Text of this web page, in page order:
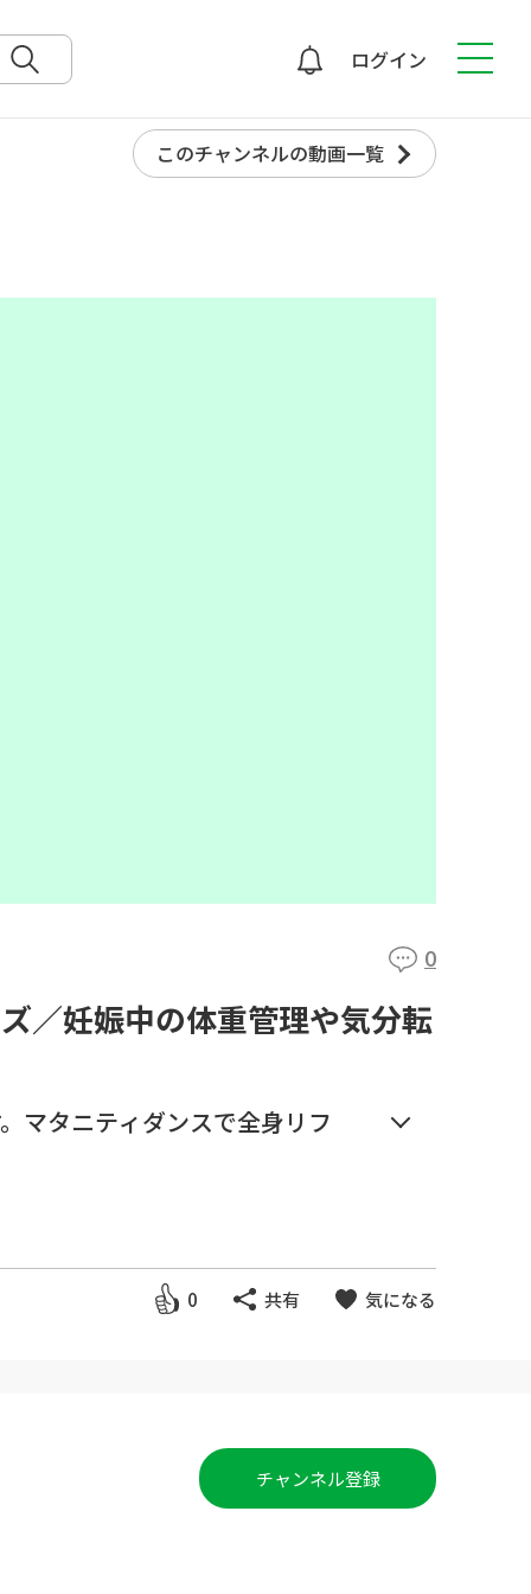
ログイン
このチャンネルの動画一覧
0
／妊娠中の体重管理や気分転
マタニティダンスで全身リフ
0 共有 気になる
チャンネル登録